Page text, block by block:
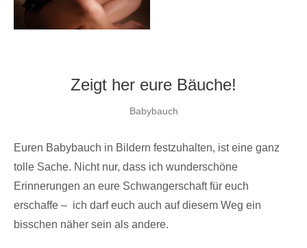
Zeigt her eure Bäuche!
Babybauch
Euren Babybauch in Bildern festzuhalten, ist eine ganz
tolle Sache. Nicht nur, dass ich wunderschöne
Erinnerungen an eure Schwangerschaft für euch
erschaffe – ich darf euch auch auf diesem Weg ein
bisschen näher sein als andere.